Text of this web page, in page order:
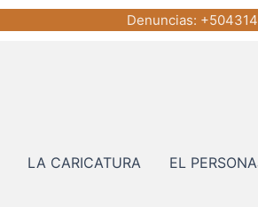
Denuncias:
LA CARICATURA EL